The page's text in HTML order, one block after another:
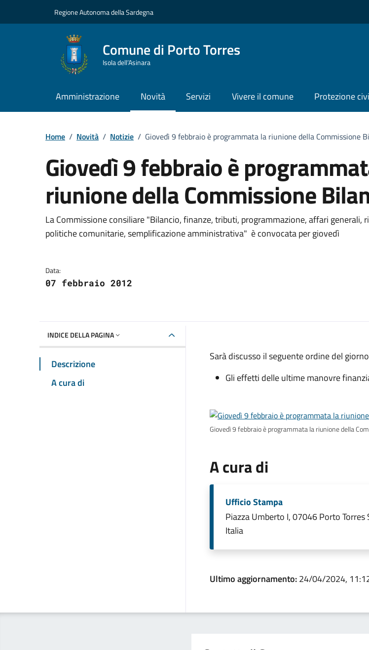
Regione Autonoma della Sardegna
Comune di Porto Torres
Isola dell’Asinara
Amministrazione Novità Servizi Vivere il comune Protezione
Home / Novità / Notizie / Giovedì 9 febbraio è programmata la riunione della Commissione
Giovedì 9 febbraio è
riunione della Commissione
Dettagli della notizia
La Commissione consiliare "Bilancio, finanze, tributi, programmazione, affari generali,
politiche comunitarie, semplificazione amministrativa" è convocata per giovedì
Data:
07 febbraio 2012
INDICE DELLA PAGINA
Descrizione
A cura di
Sarà discusso il seguente ordine del
Gli effetti delle ultime manovre
Giovedì 9 febbraio è programmata la riunione della
A cura di
Ufficio Stampa
Piazza Umberto I, 07046 Porto Torres
Italia
Ultimo aggiornamento:24/04/2024,